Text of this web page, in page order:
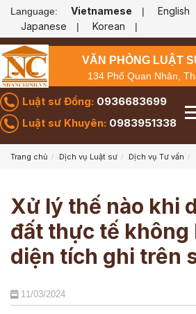
Language: Vietnamese | English
Japanese | Korean |
VĂN PHÒNG LUẬT
134 Phố Quan Nhân,
Luật sư Đồng: 0936683699
Luật sư Khuyên: 0983951338
Trang chủ Dịch vụ Luật sư Dịch vụ Tư vấn
Xử lý thế nào khi
đất thực tế không
diện tích ghi trên
11/03/2024